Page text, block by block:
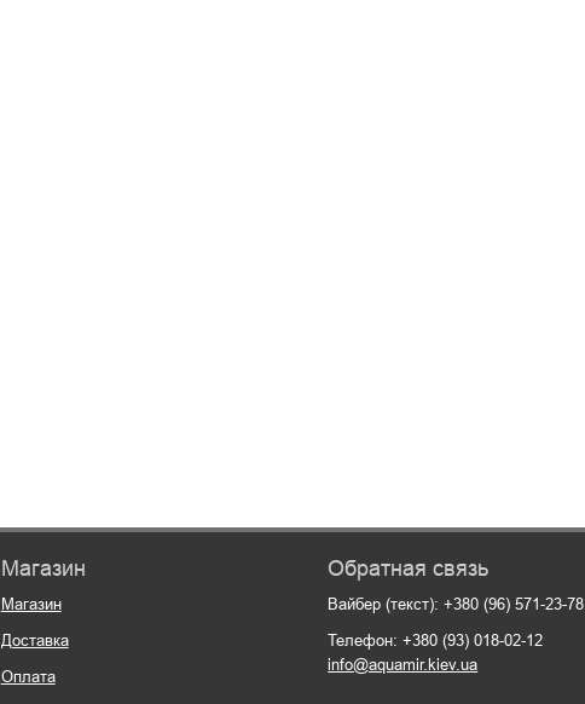
Магазин
Магазин
Доставка
Оплата
Обратная связь
Вайбер (текст): +380 (96) 571-23-78
Телефон: +380 (93) 018-02-12
info@aquamir.kiev.ua